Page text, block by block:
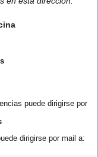
puede dirigirse por
dirigirse por mail a: